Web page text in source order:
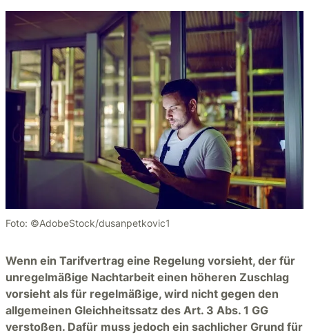
Foto: ©AdobeStock/dusanpetkovic1
Wenn ein Tarifvertrag eine Regelung vorsieht, der für
unregelmäßige Nachtarbeit einen höheren Zuschlag
vorsieht als für regelmäßige, wird nicht gegen den
allgemeinen Gleichheitssatz des Art. 3 Abs. 1 GG
verstoßen. Dafür muss jedoch ein sachlicher Grund für